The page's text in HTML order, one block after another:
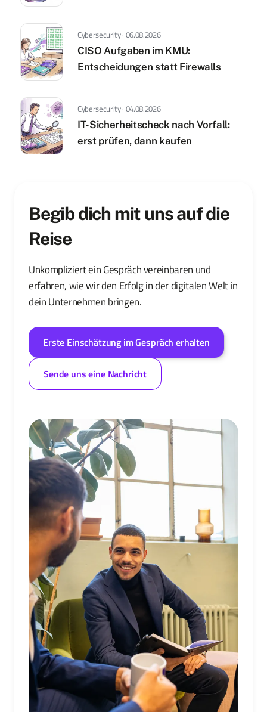
Cybersecurity · 06.08.2026
CISO Aufgaben im KMU:
Entscheidungen statt Firewalls
Cybersecurity · 04.08.2026
IT-Sicherheitscheck nach Vorfall:
erst prüfen, dann kaufen
Begib dich mit uns auf die
Reise
Unkompliziert ein Gespräch vereinbaren und
erfahren, wie wir den Erfolg in der digitalen Welt in
dein Unternehmen bringen.
Erste Einschätzung im Gespräch erhalten
Sende uns eine Nachricht